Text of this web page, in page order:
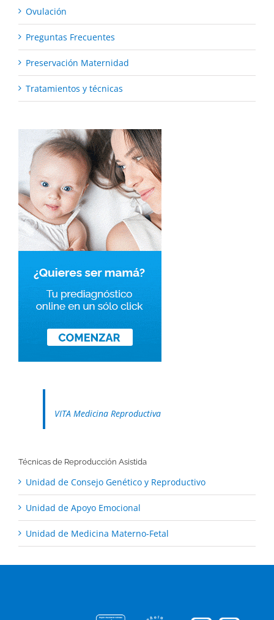
Ovulación
Preguntas Frecuentes
Preservación Maternidad
Tratamientos y técnicas
VITA Medicina Reproductiva
Técnicas de Reproducción Asistida
Unidad de Consejo Genético y Reproductivo
Unidad de Apoyo Emocional
Unidad de Medicina Materno-Fetal